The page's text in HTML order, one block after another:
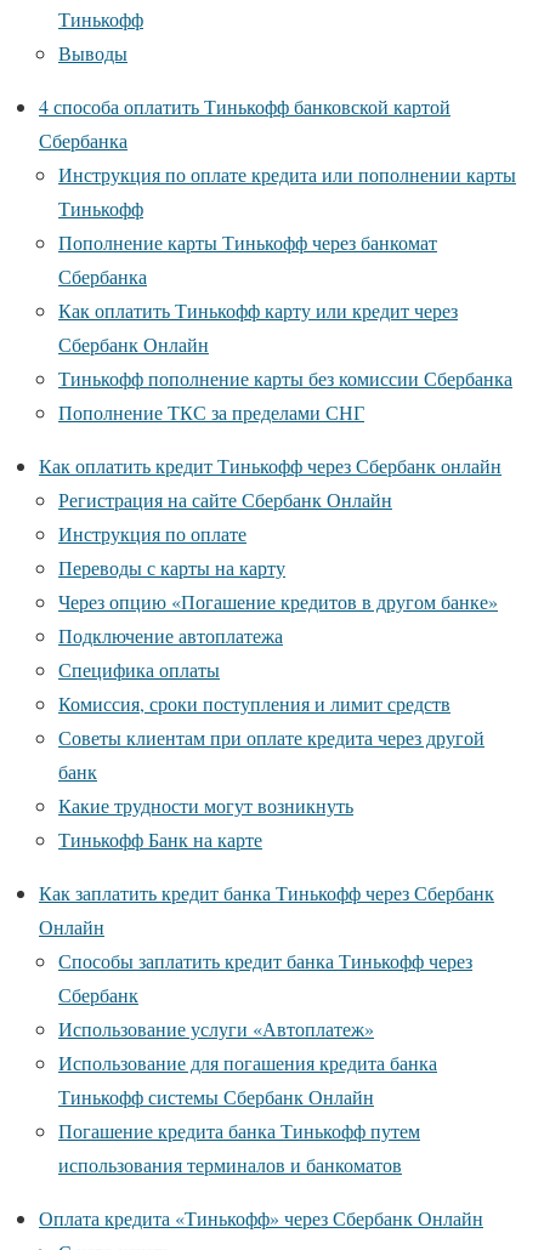
Тинькофф
Выводы
4 способа оплатить Тинькофф банковской картой
Сбербанка
Инструкция по оплате кредита или пополнении карты
Тинькофф
Пополнение карты Тинькофф через банкомат
Сбербанка
Как оплатить Тинькофф карту или кредит через
Сбербанк Онлайн
Тинькофф пополнение карты без комиссии Сбербанка
Пополнение ТКС за пределами СНГ
Как оплатить кредит Тинькофф через Сбербанк онлайн
Регистрация на сайте Сбербанк Онлайн
Инструкция по оплате
Переводы с карты на карту
Через опцию «Погашение кредитов в другом банке»
Подключение автоплатежа
Специфика оплаты
Комиссия, сроки поступления и лимит средств
Советы клиентам при оплате кредита через другой
банк
Какие трудности могут возникнуть
Тинькофф Банк на карте
Как заплатить кредит банка Тинькофф через Сбербанк
Онлайн
Способы заплатить кредит банка Тинькофф через
Сбербанк
Использование услуги «Автоплатеж»
Использование для погашения кредита банка
Тинькофф системы Сбербанк Онлайн
Погашение кредита банка Тинькофф путем
использования терминалов и банкоматов
Оплата кредита «Тинькофф» через Сбербанк Онлайн